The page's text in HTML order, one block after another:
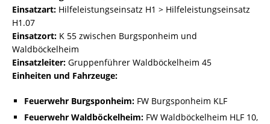
Einsatzart: Hilfeleistungseinsatz H1 > Hilfeleistungseinsatz
H1.07
Einsatzort: K 55 zwischen Burgsponheim und
Waldböckelheim
Einsatzleiter: Gruppenführer Waldböckelheim 45
Einheiten und Fahrzeuge:
Feuerwehr Burgsponheim: FW Burgsponheim KLF
Feuerwehr Waldböckelheim: FW Waldböckelheim HLF 10,